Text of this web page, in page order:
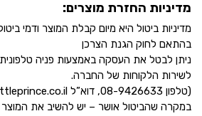
מדיניות החזרת מוצרים:
בהתאם לחוק הגנת הצרכן
ניתן לבטל את העסקה באמצעות פניה
לשירות הלקוחות של החברה.
(טלפון 08-9426633, דוא”ל info@littleprince.co.il.)
במקרה שהביטול אושר – יש להשיב את